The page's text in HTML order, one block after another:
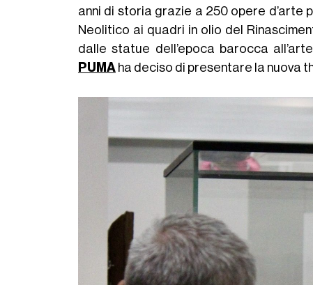
anni di storia grazie a 250 opere d’arte
Neolitico ai quadri in olio del
dalle statue dell’epoca barocca
PUMAha deciso di presentare la nuova